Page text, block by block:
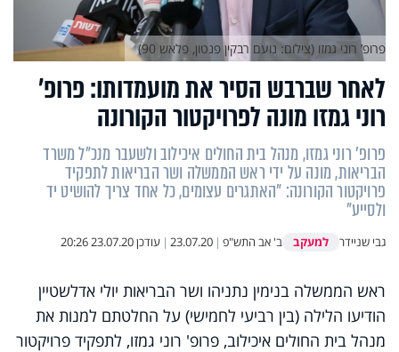
לאחר שברבש הסיר את מועמדותו: פרופ’
רוני גמזו מונה לפרויקטור הקורונה
פרופ' רוני גמזו, מנהל בית החולים איכילוב ולשעבר מנכ"ל משרד
הבריאות, מונה על ידי ראש הממשלה ושר הבריאות לתפקיד
פרויקטור הקורונה: "האתגרים עצומים, כל אחד צריך להושיט יד
ולסייע"
גבי שניידר למעקב ב' אב התש"פ |
23.07.20
| עודכן23.07.20 20:26
פרופ’ רוני גמזו (צילום: נועם רבקין פנטון, פלאש 90)
ראש הממשלה בנימין נתניהו ושר הבריאות יולי אדלשטיין
הודיעו הלילה (בין רביעי לחמישי) על החלטתם למנות את
מנהל בית החולים איכילוב, פרופ' רוני גמזו, לתפקיד פרויקטור